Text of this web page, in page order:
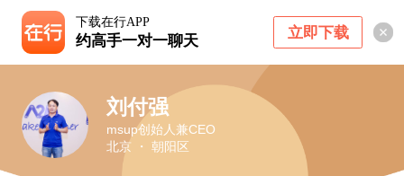
下载在行APP
约高手一对一聊天 立即下载
刘付强
msup创始人兼CEO
北京 ・ 朝阳区